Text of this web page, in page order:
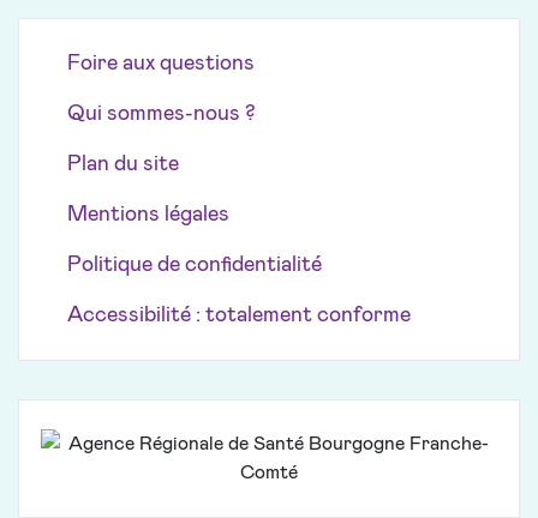
Foire aux questions
Qui sommes-nous ?
Plan du site
Mentions légales
Politique de confidentialité
Accessibilité : totalement conforme